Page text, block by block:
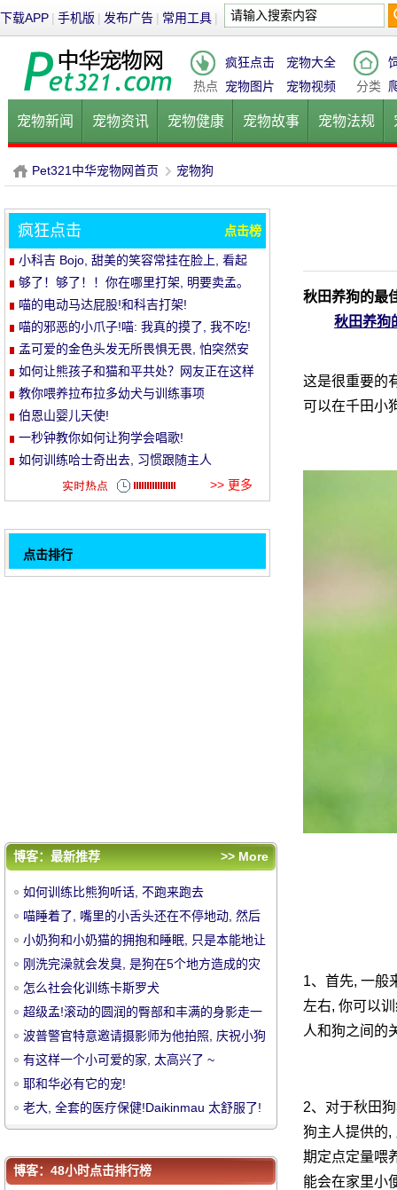
下载APP | 手机版 | 发布广告 | 常用工具 |
热点
疯狂点击
宠物大全
宠物图片
宠物视频 分类
宠物新闻 宠物资讯 宠物健康 宠物故事 宠物法规
健康饮食 宠物美容 宠物医院
P
et
中
华
Pet321中华宠物网首页
›
宠物狗
秋田养狗的最
秋田养狗
这是很重要的
可以在千田小
1、首先, 一般
左右, 你可以
人和狗之间的
2、对于秋田
狗主人提供的,
期定点定量喂
能会在家里小
疯狂点击 点击榜
小科吉 Bojo, 甜美的笑容常挂在脸上, 看起
来每天都是超级快乐!爱笑的小短腿, 太治愈!
够了！够了！！你在哪里打架, 明要卖孟。
喵的电动马达屁股!和科吉打架!
喵的邪恶的小爪子!喵: 我真的摸了, 我不吃!
孟可爱的金色头发无所畏惧无畏, 怕突然安
静的空气
如何让熊孩子和猫和平共处？网友正在这样
做..。婴孩必须被充电送..。
教你喂养拉布拉多幼犬与训练事项
伯恩山婴儿天使!
一秒钟教你如何让狗学会唱歌!
如何训练哈士奇出去, 习惯跟随主人
>> 更多
点击排行
了!
评论排行
他们的行为非常..。
刚洗完澡就会发臭, 是狗在5个地方造成的灾
难!
怎么社会化训练卡斯罗犬
超级孟!滚动的圆润的臀部和丰满的身影走一
浪!
波普警官特意邀请摄影师为他拍照, 庆祝小狗
到来的第一天, 太可爱了 ~
有这样一个小可爱的家, 太高兴了 ~
耶和华必有它的宠!
老大, 全套的医疗保健!Daikinmau 太舒服
博客：最新推荐 >> More
如何训练比熊狗听话, 不跑来跑去
喵睡着了, 嘴里的小舌头还在不停地动, 然后
那一刻就被一块屎警官打坏了!
小奶狗和小奶猫的拥抱和睡眠, 只是本能地让
他们的行为非常..。
刚洗完澡就会发臭, 是狗在5个地方造成的灾
难!
怎么社会化训练卡斯罗犬
超级孟!滚动的圆润的臀部和丰满的身影走一
浪!
波普警官特意邀请摄影师为他拍照, 庆祝小狗
到来的第一天, 太可爱了 ~
有这样一个小可爱的家, 太高兴了 ~
耶和华必有它的宠!
老大, 全套的医疗保健!Daikinmau 太舒服了!
博客：48小时点击排行榜